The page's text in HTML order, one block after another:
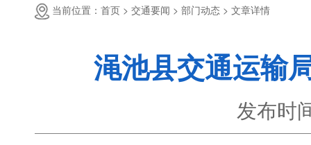
当前位置：首页 > 交通要闻 > 部门动态 > 文章详情
渑池县交通运输
发布时